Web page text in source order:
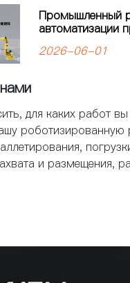
Промышленный
автоматизации
предприятий
2026-06-01
для каких работ
роботизированную
и размещения,